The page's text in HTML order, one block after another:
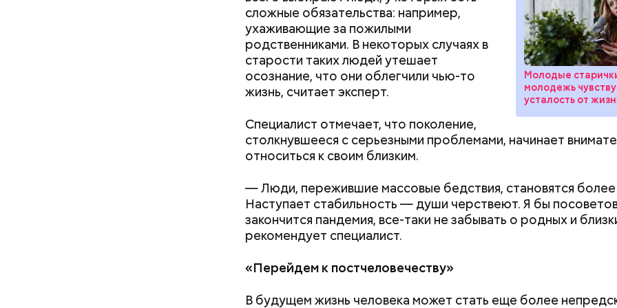
Молодые
молодежь
усталость от
сложные обязательства: например,
ухаживающие за пожилыми
родственниками. В некоторых случаях в
старости таких людей утешает
осознание, что они облегчили чью-то
жизнь, считает эксперт.
Специалист отмечает, что поколение,
столкнувшееся с серьезными проблемами, начинает
относиться к своим близким.
— Люди, пережившие массовые бедствия, становятся более
Наступает стабильность — души черствеют. Я бы
закончится пандемия, все-таки не забывать о родных и
рекомендует специалист.
«Перейдем к постчеловечеству»
В будущем жизнь человека может стать еще более
Бычков:
В Припяти он проработал восемь суток. В его задачу входило
в эвакуации населения из города, которую, по его мнению,
делать раньше на несколько дней.